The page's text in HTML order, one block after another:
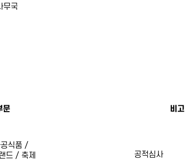
무국
문
비고
공적심사
식품 /
드 / 축제